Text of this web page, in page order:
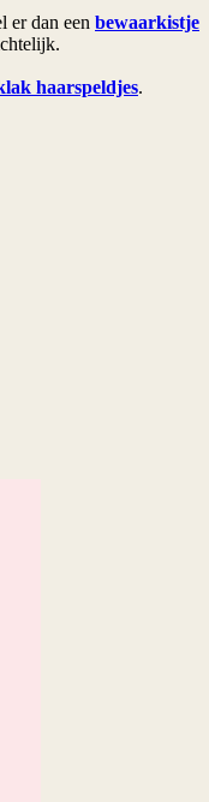
er dan een bewaarkistje
haarspeldjes.